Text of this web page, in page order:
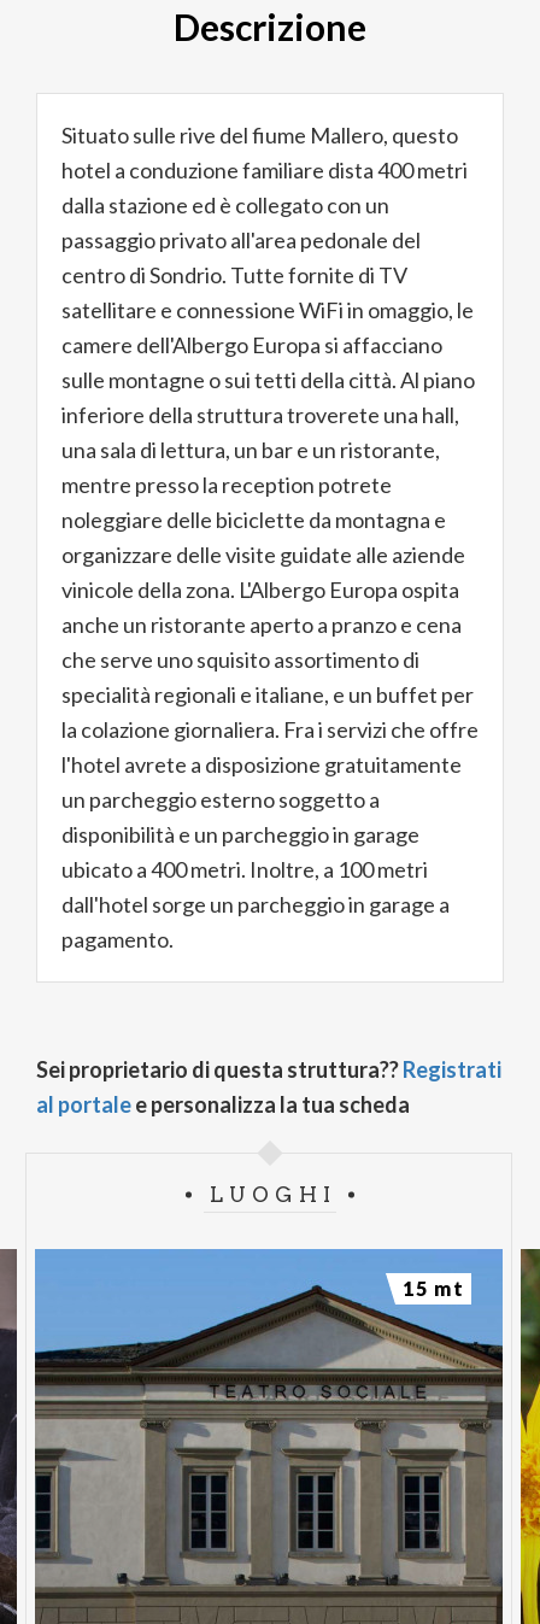
Descrizione
Situato sulle rive del fiume Mallero, questo
hotel a conduzione familiare dista 400 metri
dalla stazione ed è collegato con un
passaggio privato all'area pedonale del
centro di Sondrio. Tutte fornite di TV
satellitare e connessione WiFi in omaggio, le
camere dell'Albergo Europa si affacciano
sulle montagne o sui tetti della città. Al piano
inferiore della struttura troverete una hall,
una sala di lettura, un bar e un ristorante,
mentre presso la reception potrete
noleggiare delle biciclette da montagna e
organizzare delle visite guidate alle aziende
vinicole della zona. L'Albergo Europa ospita
anche un ristorante aperto a pranzo e cena
che serve uno squisito assortimento di
specialità regionali e italiane, e un buffet per
la colazione giornaliera. Fra i servizi che offre
l'hotel avrete a disposizione gratuitamente
un parcheggio esterno soggetto a
disponibilità e un parcheggio in garage
ubicato a 400 metri. Inoltre, a 100 metri
dall'hotel sorge un parcheggio in garage a
pagamento.
Sei proprietario di questa struttura??Registrati
al portalee personalizza la tua scheda
LUOGHI
15 mt